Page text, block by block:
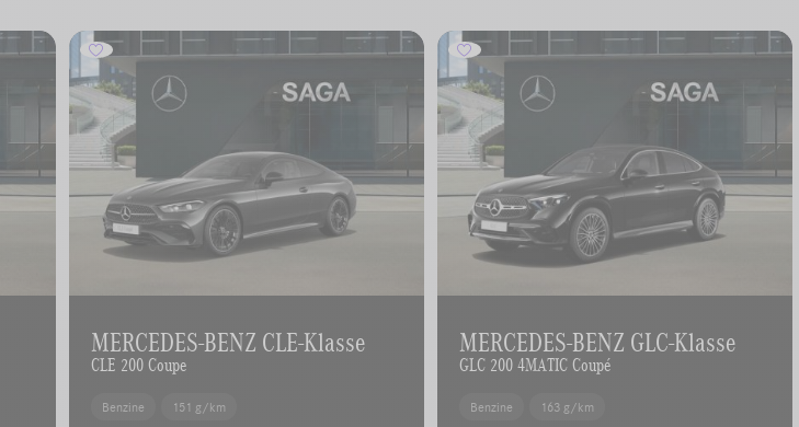
MERCEDES-BENZ CLE-Klasse
CLE 200 Coupe
Benzine 151 g/km
MERCEDES-BENZ GLC-Klasse
GLC 200 4MATIC Coupé
Benzine 163 g/km